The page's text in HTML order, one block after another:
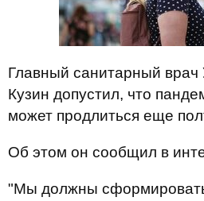
Главный санитарный врач
Кузин допустил, что
может продлиться еще
Об этом он сообщил в
"Мы должны